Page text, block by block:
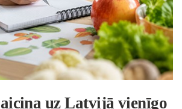
aicina uz Latvijā vienīgo